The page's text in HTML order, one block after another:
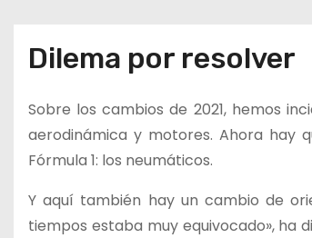
Dilema por resolver
Sobre los cambios de 2021, hemos
aerodinámica y motores. Ahora
Fórmula 1: los neumáticos.
Y aquí también hay un cambio de
tiempos estaba muy equivocado», ha